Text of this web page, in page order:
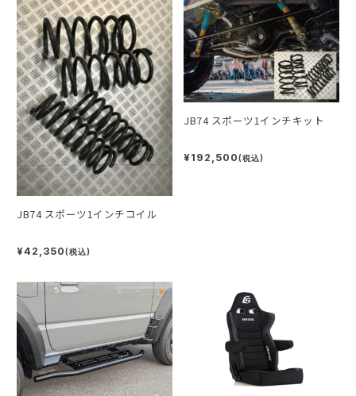
JB74 スポーツ1インチコイル
¥42,350(税込)
JB74 スポーツ1インチキット
¥192,500(税込)